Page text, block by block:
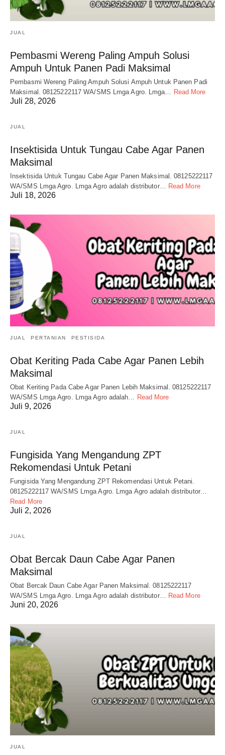
JUAL
Pembasmi Wereng Paling Ampuh Solusi
Ampuh Untuk Panen Padi Maksimal
Pembasmi Wereng Paling Ampuh Solusi Ampuh Untuk Panen Padi
Maksimal. 08125222117 WA/SMS Lmga Agro. Lmga… Read More
Juli 28, 2026
JUAL
Insektisida Untuk Tungau Cabe Agar Panen
Maksimal
Insektisida Untuk Tungau Cabe Agar Panen Maksimal. 08125222117
WA/SMS Lmga Agro. Lmga Agro adalah distributor… Read More
Juli 18, 2026
JUAL PERTANIAN PESTISIDA
Obat Keriting Pada Cabe Agar Panen Lebih
Maksimal
Obat Keriting Pada Cabe Agar Panen Lebih Maksimal. 08125222117
WA/SMS Lmga Agro. Lmga Agro adalah…
Read More
Juli 9, 2026
JUAL
Fungisida Yang Mengandung ZPT
Rekomendasi Untuk Petani
Fungisida Yang Mengandung ZPT Rekomendasi Untuk Petani.
08125222117 WA/SMS Lmga Agro. Lmga Agro adalah distributor…
Read More
Juli 2, 2026
JUAL
Obat Bercak Daun Cabe Agar Panen
Maksimal
Obat Bercak Daun Cabe Agar Panen Maksimal. 08125222117
WA/SMS Lmga Agro. Lmga Agro adalah distributor…
Read More
Juni 20, 2026
JUAL